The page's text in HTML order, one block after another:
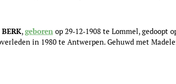
,geborenop 29‑12‑1908 te Lommel, gedoopt
in 1980 te Antwerpen. Gehuwd met